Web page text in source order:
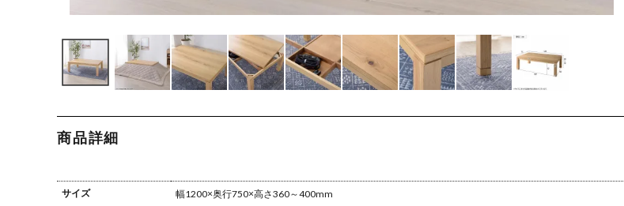
商品詳細
サイズ 幅1200×奥行750×高さ360～400mm